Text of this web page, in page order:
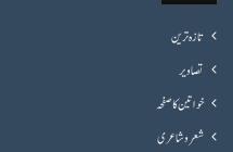
تازہ ترین
تصاویر
خواتین کا صفحہ
شعروشاعری